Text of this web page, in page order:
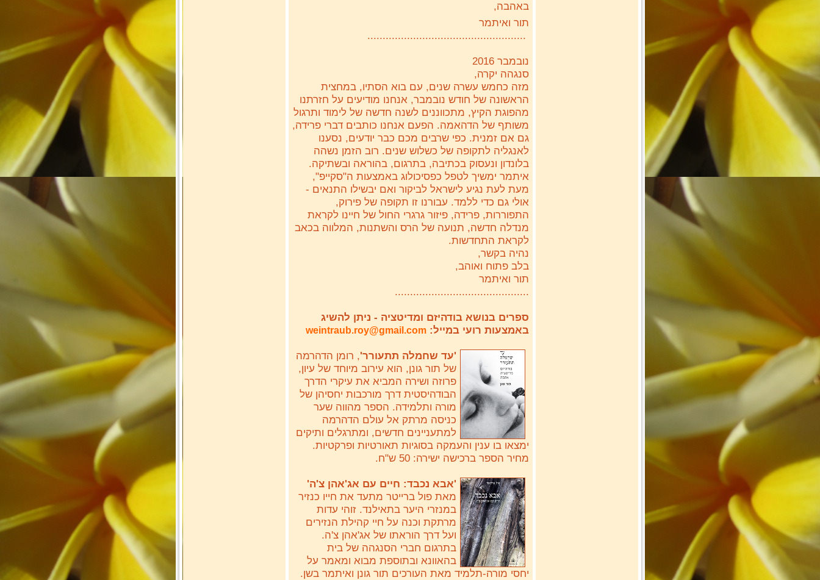
באהבה,
תור ואיתמר
....................................................
נובמבר 2016
סנגהה יקרה,
מזה כחמש עשרה שנים, עם בוא הסתיו, במחצית
הראשונה של חודש נובמבר, אנחנו מודיעים על חזרתנו
מהפוגת הקיץ, מתכווננים לשנה חדשה של לימוד ותרגול
משותף של הדהאמה. הפעם אנחנו כותבים דברי פרידה,
גם אם זמנית. כפי שרבים מכם כבר יודעים, נסענו
לאנגליה לתקופה של כשלוש שנים. רוב הזמן נשהה
בלונדון ונעסוק בכתיבה, בתרגום, בהוראה ובשתיקה.
איתמר ימשיך לטפל כפסיכולוג באמצעות ה"סקייפ",
מעת לעת נגיע לישראל לביקור ואם יבשילו התנאים -
אולי גם כדי ללמד. עבורנו זו תקופה של פירוק,
התפוררות, פרידה, פיזור גרגרי החול של חיינו לקראת
מנדלה חדשה, תנועה של הרס והשתנות, המלווה בכאב
לקראת התחדשות.
נהיה בקשר,
בלב פתוח ואוהב,
תור ואיתמר
............................................
ספרים בנושא בודהיזם ומדיטציה - ניתן להשיג
באמצעות רועי במייל: weintraub.roy@gmail.com
'עד שחמלה תתעורר', רומן הדהרמה
של תור גונן, הוא עירוב מיוחד של עיון,
פרוזה ושירה המביא את עיקרי הדרך
הבודהיסטית דרך מורכבות יחסיהן של
מורה ותלמידה. הספר מהווה שער
כניסה מרתק אל עולם הדהרמה
למתעניינים חדשים, ומתרגלים ותיקים
ימצאו בו ענין והעמקה בסוגיות תאורטיות ופרקטיות.
מחיר הספר ברכישה ישירה: 50 ש"ח.
'אבא נכבד: חיים עם אג'אהן צ'ה'
מאת פול ברייטר מתעד את חייו כנזיר
במנזרי היער בתאילנד. זוהי עדות
מרתקת וכנה על חיי קהילת הנזירים
ועל דרך הוראתו של אג'אהן צ'ה.
בתרגום חברי הסנגהה של בית
בהאוונא ובתוספת מבוא ומאמר על
יחסי מורה-תלמיד מאת העורכים תור גונן ואיתמר בשן.